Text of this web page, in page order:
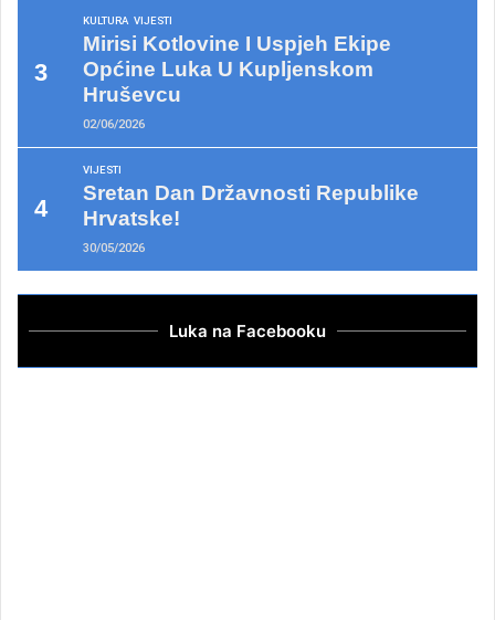
KULTURA VIJESTI
Mirisi Kotlovine I Uspjeh Ekipe
Općine Luka U Kupljenskom
Hruševcu
02/06/2026
VIJESTI
Sretan Dan Državnosti Republike
Hrvatske!
30/05/2026
Luka na Facebooku